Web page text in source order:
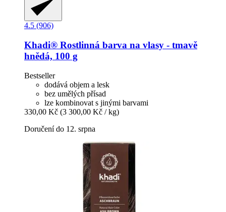
4.5 (906)
Khadi® Rostlinná barva na vlasy -​ tmavě
hnědá, 100 g
Bestseller
dodává objem a lesk
bez umělých přísad
lze kombinovat s jinými barvami
330,00 Kč (3 300,00 Kč / kg)
Doručení do 12. srpna